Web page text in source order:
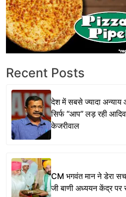
Recent Posts
देश में सबसे ज्यादा
सिर्फ ‘‘आप’’ लड़ रही
केजरीवाल
CM भगवंत मान ने डेरा
जी बाणी अध्ययन केंद्र पर